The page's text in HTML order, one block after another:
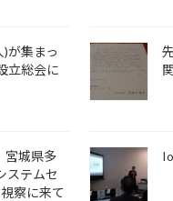
が集まっ
立総会に
宮城県多
ステムセ
察に来て